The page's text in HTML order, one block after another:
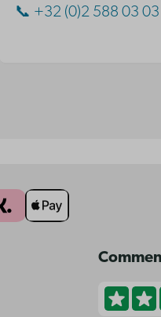
📞 +32 (0)2 588 03 03